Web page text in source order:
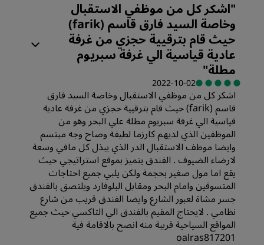
"اشكر كل من موظفي الاستقبال
وخاصة السيد فارق قاسم (farik)
حيث قام بترقيية حجزي من غرفة
عادية قياسية الي غرفة سبريوم
مطلة"
2022-10-02
اشكر كل من موظفي الاستقبال وخاصة السيد فارق
قاسم (farik) حيث قام بترقيية حجزي من غرفة عادية
قياسية الي غرفة سبريوم مطلة علي البحر وهو من
الموظفين الذي لديهم كارزما لطيفة وصاح وجه مبتسم
وايضا موظف الاستقبال الدر الذي يبذل كل مافي وسعة
لارضاء الضيوف . الفندق يتميز بموقع استراتيجي حيث
يقع اما مول صغير بحجمة ولكن يلبي جميع احتاجات
المتسوقين وامام البحر ومقابل البلوفارد ويلتصق بالفندق
جسر مشاة لعبور الشارع وايضا الفندق قريب من شارع
نظامي . لايحتاج المقيم بالفندق الي التاكسي حيث جميع
المواقع السياحية قريبة منه انصح بالاقامة فية
oalras817201